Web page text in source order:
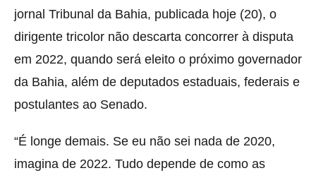
jornal Tribunal da Bahia, publicada hoje (20), o
dirigente tricolor não descarta concorrer à disputa
em 2022, quando será eleito o próximo governador
da Bahia, além de deputados estaduais, federais e
postulantes ao Senado.
“É longe demais. Se eu não sei nada de 2020,
imagina de 2022. Tudo depende de como as